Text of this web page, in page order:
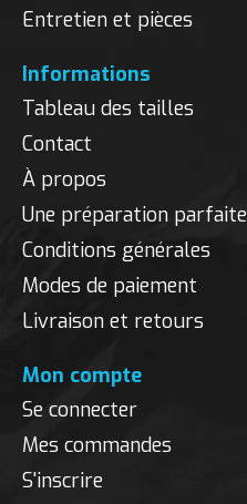
Entretien et pièces
Informations
Tableau des tailles
Contact
À propos
Une préparation parfaite
Conditions générales
Modes de paiement
Livraison et retours
Mon compte
Se connecter
Mes commandes
S'inscrire